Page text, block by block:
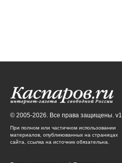
© 2005-2026. Все права защищены. v1
При полном или частичном использовании
материалов, опубликованных на страницах
сайта, ссылка на источник обязательна.